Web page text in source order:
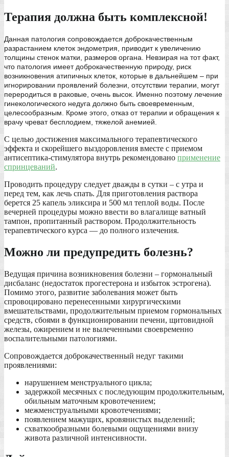
Терапия должна быть комплексной!
Данная патология сопровождается доброкачественным
разрастанием клеток эндометрия, приводит к увеличению
толщины стенок матки, размеров органа. Невзирая на тот факт,
что патология имеет доброкачественную природу, риск
возникновения атипичных клеток, которые в дальнейшем – при
игнорировании проявлений болезни, отсутствии терапии, могут
переродиться в раковые, очень высок. Именно поэтому лечение
гинекологического недуга должно быть своевременным,
целесообразным. Кроме этого, отказ от терапии и обращения к
врачу чреват бесплодием, тяжелой анемией.
С целью достижения максимального терапевтического
эффекта и скорейшего выздоровления вместе с приемом
антисептика-стимулятора внутрь рекомендовано применение
спринцеваний.
Проводить процедуру следует дважды в сутки – с утра и
перед тем, как лечь спать. Для приготовления раствора
берется 25 капель эликсира и 500 мл теплой воды. После
вечерней процедуры можно ввести во влагалище ватный
тампон, пропитанный раствором. Продолжительность
терапевтического курса — до полного излечения.
Можно ли предупредить болезнь?
Ведущая причина возникновения болезни – гормональный
дисбаланс (недостаток прогестерона и избыток эстрогена).
Помимо этого, развитие заболевания может быть
спровоцировано перенесенными хирургическими
вмешательствами, продолжительным приемом гормональных
средств, сбоями в функционировании печени, щитовидной
железы, ожирением и не вылеченными своевременно
воспалительными патологиями.
Сопровождается доброкачественный недуг такими
проявлениями:
нарушением менструального цикла;
задержкой месячных с последующим продолжительным,
обильным маточным кровотечением;
межменструальными кровотечениями;
появлением мажущих, кровянистых выделений;
схваткообразными болевыми ощущениями внизу
живота различной интенсивности.